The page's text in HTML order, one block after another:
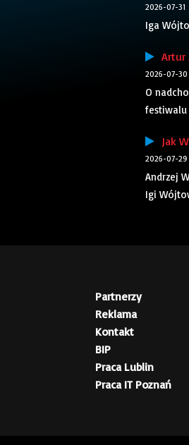
2026-07-31
Iga
Artur
2026-07-30
O
festiwalu
Jak
2026-07-29
Andrzej
Igi
Partnerzy
Reklama
Kontakt
BIP
Praca Lublin
Praca IT Poznań